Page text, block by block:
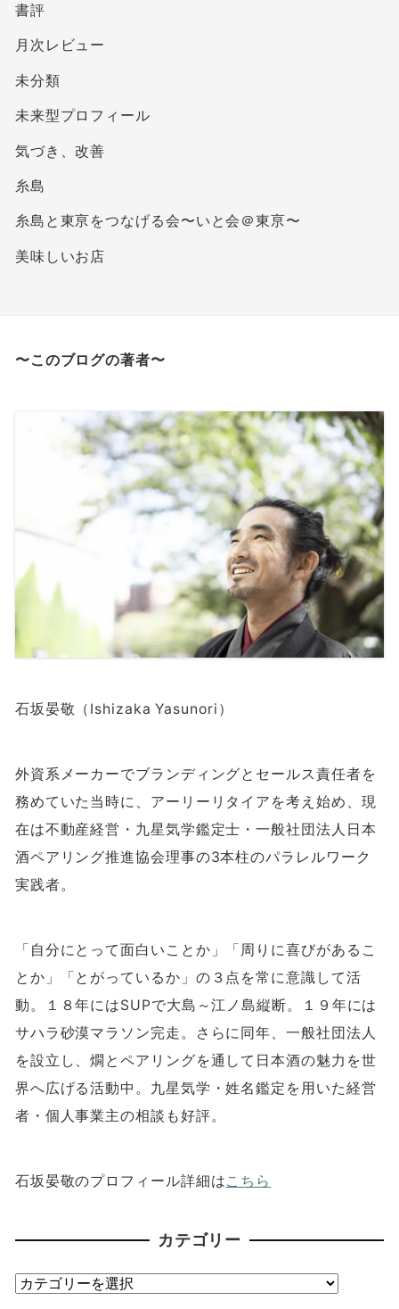
書評
月次レビュー
未分類
未来型プロフィール
気づき、改善
糸島
糸島と東亰をつなげる会〜いと会＠東亰〜
美味しいお店
〜このブログの著者〜
石坂晏敬（Ishizaka Yasunori）
外資系メーカーでブランディングとセールス責任者を
務めていた当時に、アーリーリタイアを考え始め、現
在は不動産経営・九星気学鑑定士・一般社団法人日本
酒ペアリング推進協会理事の3本柱のパラレルワーク
実践者。
「自分にとって面白いことか」「周りに喜びがあるこ
とか」「とがっているか」の３点を常に意識して活
動。１８年にはSUPで大島～江ノ島縦断。１９年には
サハラ砂漠マラソン完走。さらに同年、一般社団法人
を設立し、燗とペアリングを通して日本酒の魅力を世
界へ広げる活動中。九星気学・姓名鑑定を用いた経営
者・個人事業主の相談も好評。
石坂晏敬のプロフィール詳細はこちら
カテゴリー
カ